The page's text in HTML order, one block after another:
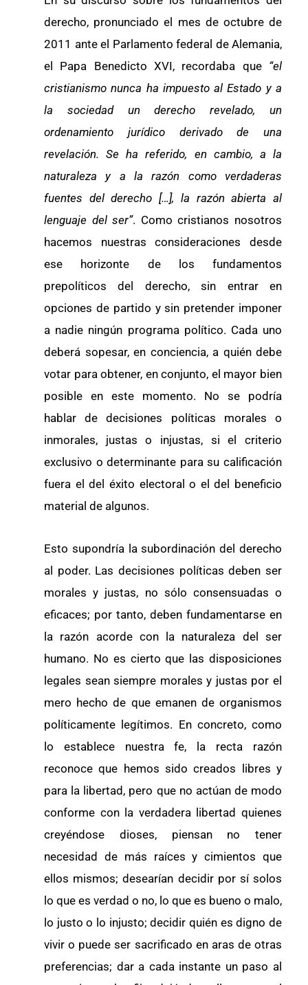
derecho, pronunciado el mes de octubre de
2011 ante el Parlamento federal de Alemania,
el Papa Benedicto XVI, recordaba que “el
cristianismo nunca ha impuesto al Estado y a
la sociedad un derecho revelado, un
ordenamiento jurídico derivado de una
revelación. Se ha referido, en cambio, a la
naturaleza y a la razón como verdaderas
fuentes del derecho […], la razón abierta al
lenguaje del ser”. Como cristianos nosotros
hacemos nuestras consideraciones desde
ese horizonte de los fundamentos
prepolíticos del derecho, sin entrar en
opciones de partido y sin pretender imponer
a nadie ningún programa político. Cada uno
deberá sopesar, en conciencia, a quién debe
votar para obtener, en conjunto, el mayor bien
posible en este momento. No se podría
hablar de decisiones políticas morales o
inmorales, justas o injustas, si el criterio
exclusivo o determinante para su calificación
fuera el del éxito electoral o el del beneficio
material de algunos.
Esto supondría la subordinación del derecho
al poder. Las decisiones políticas deben ser
morales y justas, no sólo consensuadas o
eficaces; por tanto, deben fundamentarse en
la razón acorde con la naturaleza del ser
humano. No es cierto que las disposiciones
legales sean siempre morales y justas por el
mero hecho de que emanen de organismos
políticamente legítimos. En concreto, como
lo establece nuestra fe, la recta razón
reconoce que hemos sido creados libres y
para la libertad, pero que no actúan de modo
conforme con la verdadera libertad quienes
creyéndose dioses, piensan no tener
necesidad de más raíces y cimientos que
ellos mismos; desearían decidir por sí solos
lo que es verdad o no, lo que es bueno o malo,
lo justo o lo injusto; decidir quién es digno de
vivir o puede ser sacrificado en aras de otras
preferencias; dar a cada instante un paso al